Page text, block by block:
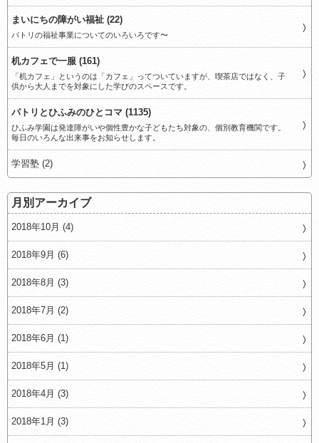
まいにちの障がい福祉 (22)
パトリの福祉事業についてのいろいろです〜
机カフェで一服 (161)
「机カフェ」というのは「カフェ」ってついていますが、喫茶店ではなく、子
供から大人までを対象にした学びのスペースです。
パトリとひふみのひとコマ (1135)
ひふみ学園は発達障がいや個性豊かな子どもたち対象の、個別教育機関です。
毎日のいろんな出来事をお知らせします。
学習塾 (2)
月別アーカイブ
2018年10月 (4)
2018年9月 (6)
2018年8月 (3)
2018年7月 (2)
2018年6月 (1)
2018年5月 (1)
2018年4月 (3)
2018年1月 (3)